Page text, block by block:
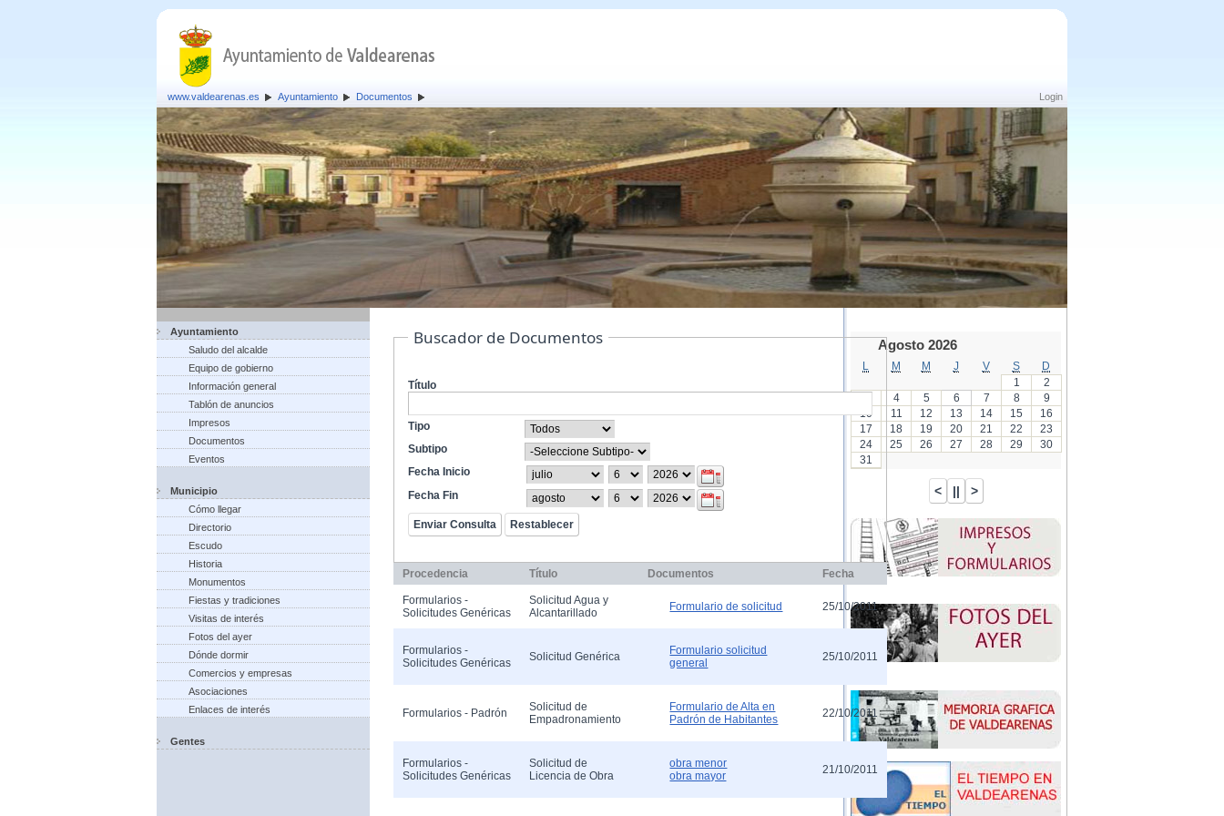
Login
www.valdearenas.es Ayuntamiento Documentos
Ayuntamiento
Saludo del alcalde
Equipo de gobierno
Información general
Tablón de anuncios
Impresos
Documentos
Eventos
Municipio
Cómo llegar
Directorio
Escudo
Historia
Monumentos
Fiestas y tradiciones
Visitas de interés
Fotos del ayer
Dónde dormir
Comercios y empresas
Asociaciones
Enlaces de interés
Gentes
Buscador de Documentos
Título
Tipo
Subtipo
Fecha Inicio
Fecha Fin
Procedencia Título Documentos Fecha
Formularios -
Solicitudes Genéricas
Solicitud Agua y
Alcantarillado
Formulario de solicitud 25/10/2011
Formularios -
Solicitudes Genéricas
Solicitud Genérica
Formulario solicitud
general
25/10/2011
Formularios - Padrón
Solicitud de
Empadronamiento
Formulario de Alta en
Padrón de Habitantes
22/10/2011
Formularios -
Solicitudes Genéricas
Solicitud de
Licencia de Obra
obra menor
obra mayor
21/10/2011
Agosto 2026
M M J V S
D
1
2
4 5 6 7 8
9
10
11 12 13 14 15
16
17
18 19 20 21 22
23
24
25 26 27 28 29
30
31